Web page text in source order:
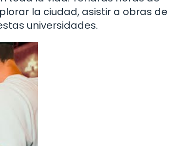
la ciudad, asistir a obras
universidades.